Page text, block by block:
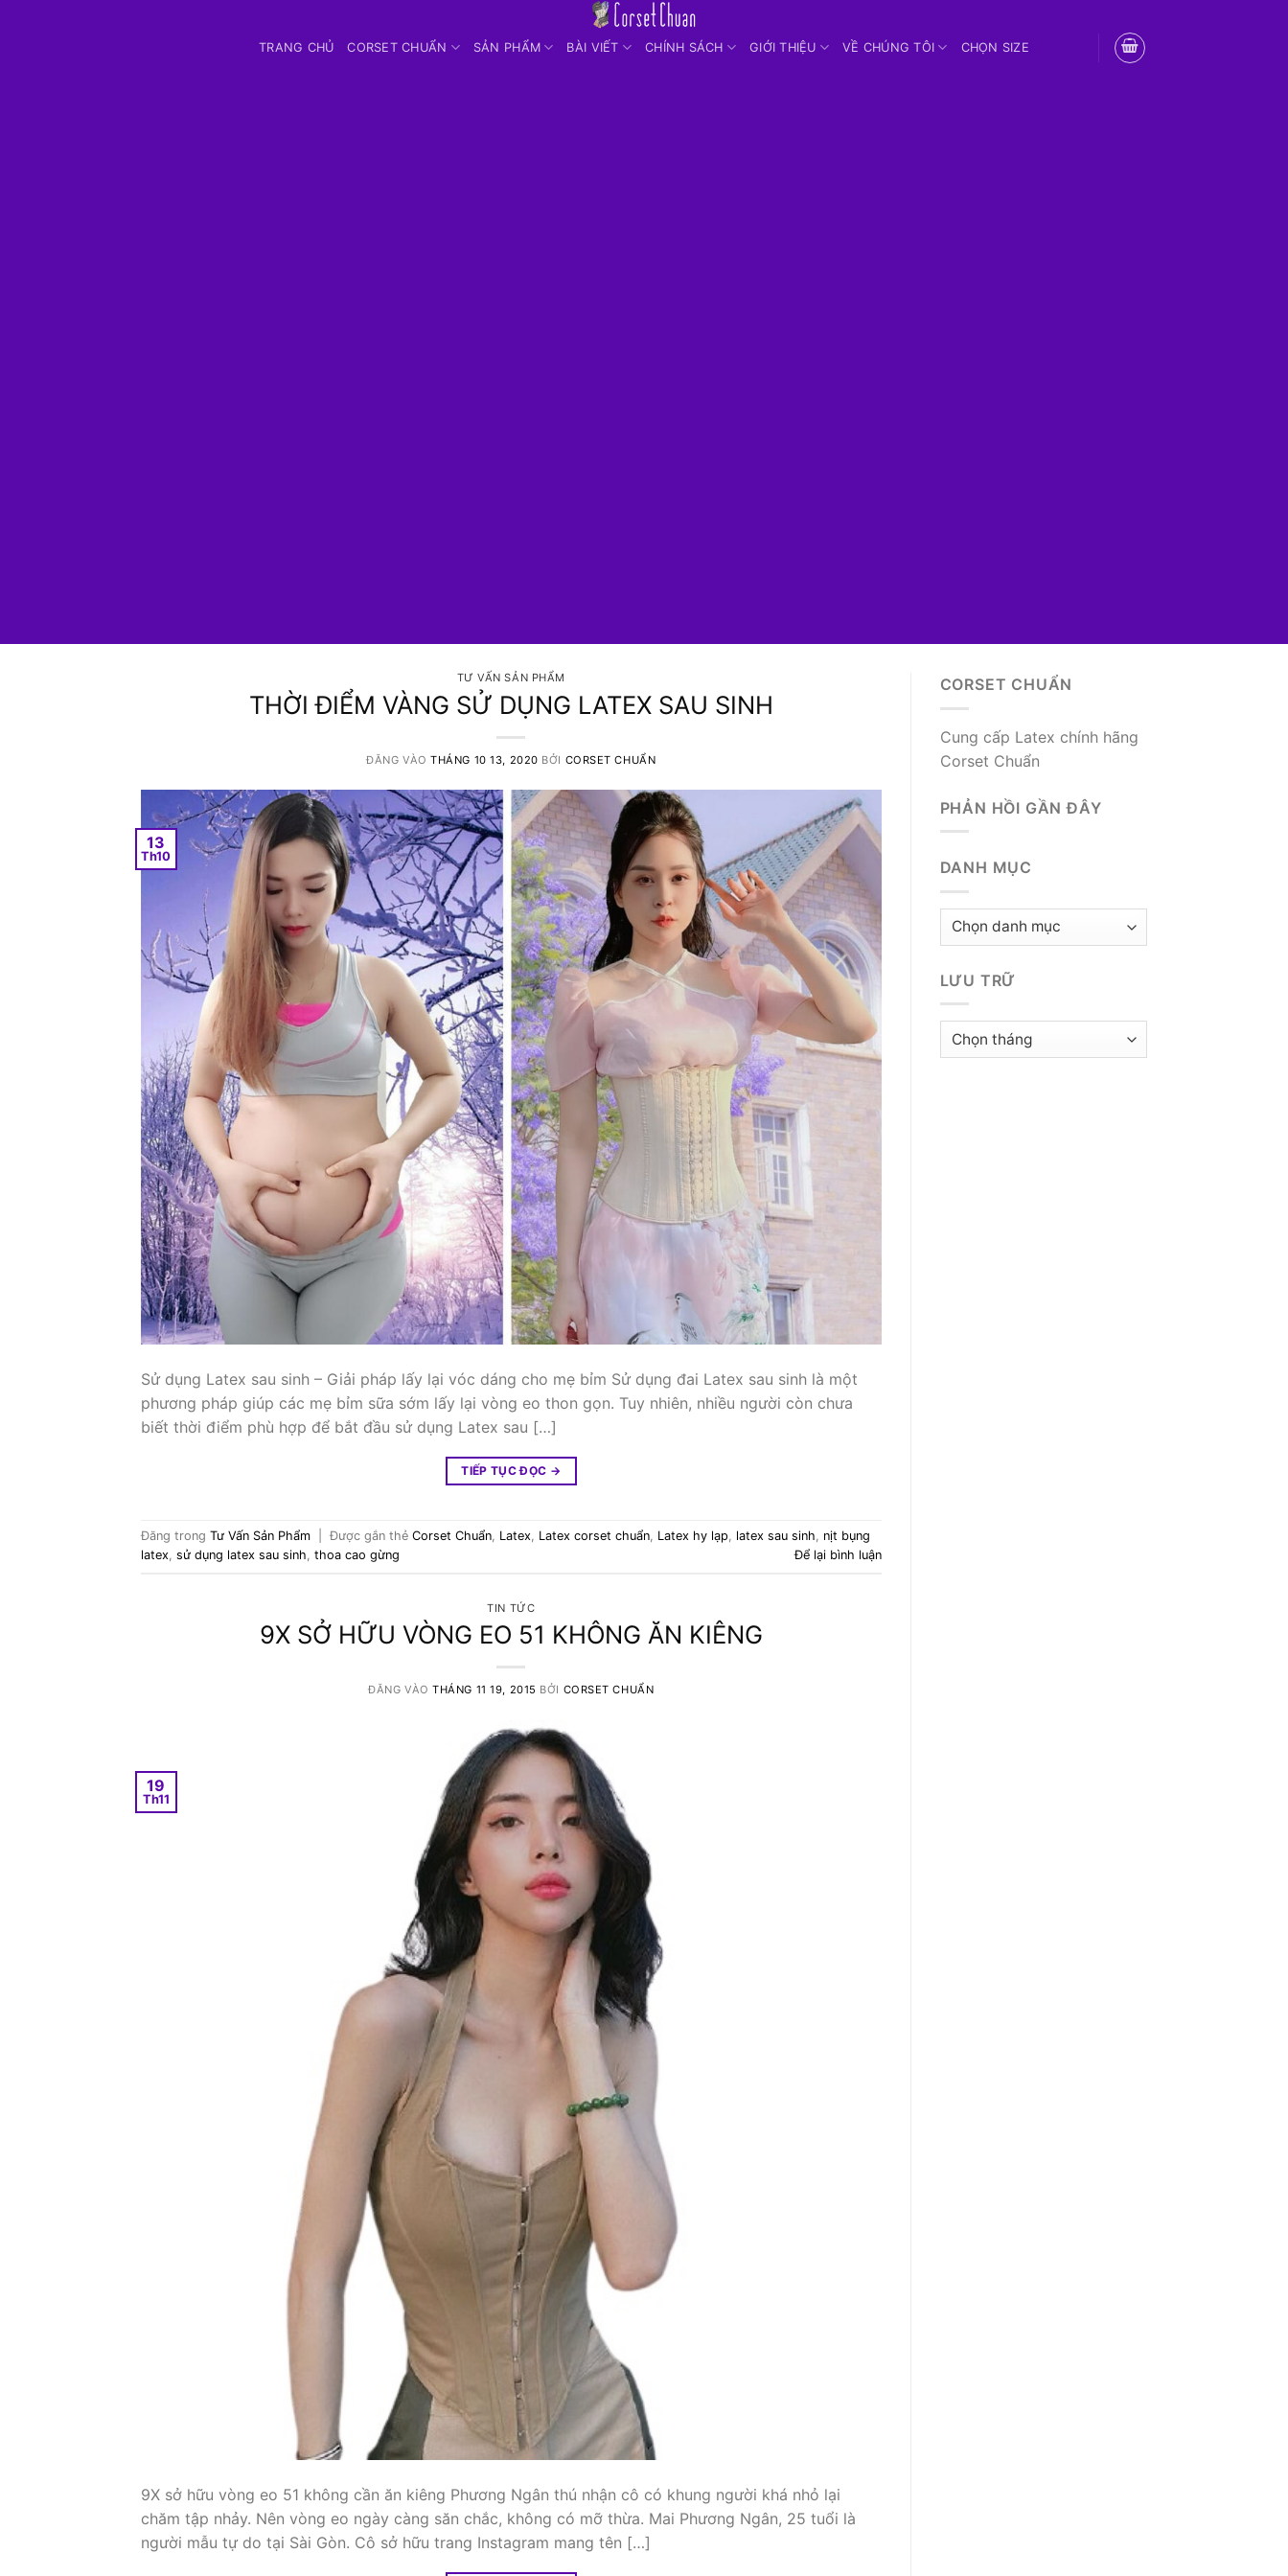
TRANG CHỦ CORSET CHUẨN SẢN PHẨM BÀI VIẾT CHÍNH SÁCH GIỚI THIỆU VỀ CHÚNG TÔI CHỌN SIZE
TƯ VẤN SẢN PHẨM
THỜI ĐIỂM VÀNG SỬ DỤNG LATEX SAU SINH
ĐĂNG VÀOTHÁNG 10 13, 2020 BỞI CORSET CHUẨN
13
Th10
Sử dụng Latex sau sinh – Giải pháp lấy lại vóc dáng cho mẹ bỉm Sử dụng đai Latex sau sinh là một
phương pháp giúp các mẹ bỉm sữa sớm lấy lại vòng eo thon gọn. Tuy nhiên, nhiều người còn chưa
biết thời điểm phù hợp để bắt đầu sử dụng Latex sau […]
TIẾP TỤC ĐỌC →
Đăng trong Tư Vấn Sản Phẩm Được gắn thẻ Corset Chuẩn, Latex, Latex corset chuẩn, Latex hy lạp, latex sau sinh, nịt bụng
latex, sử dụng latex sau sinh, thoa cao gừng Để lại bình luận
TIN TỨC
9X SỞ HỮU VÒNG EO 51 KHÔNG ĂN KIÊNG
ĐĂNG VÀOTHÁNG 11 19, 2015 BỞI CORSET CHUẨN
19
Th11
9X sở hữu vòng eo 51 không cần ăn kiêng Phương Ngân thú nhận cô có khung người khá nhỏ lại
chăm tập nhảy. Nên vòng eo ngày càng săn chắc, không có mỡ thừa. Mai Phương Ngân, 25 tuổi là
người mẫu tự do tại Sài Gòn. Cô sở hữu trang Instagram mang tên […]
CORSET CHUẨN
Cung cấp Latex chính hãng
Corset Chuẩn
PHẢN HỒI GẦN ĐÂY
DANH MỤC
Danh
LƯU TRỮ
Lưu